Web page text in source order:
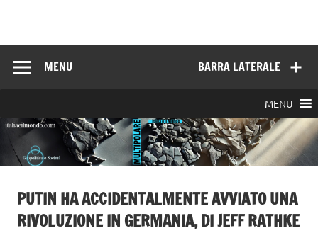
BARRA LATERALE
MENU
MENU
PUTIN HA ACCIDENTALMENTE AVVIATO UNA
RIVOLUZIONE IN GERMANIA, DI JEFF RATHKE